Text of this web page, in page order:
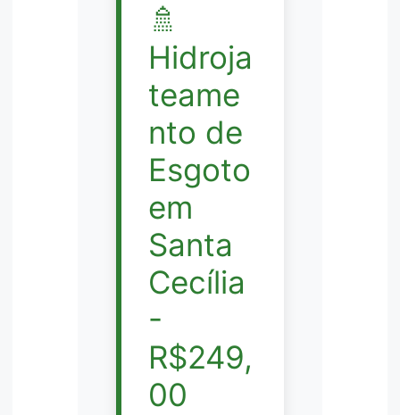
🚿
Hidroja
teame
nto de
Esgoto
em
Santa
Cecília
-
R$249,
00